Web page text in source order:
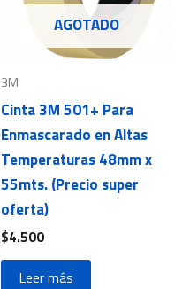
AGOTADO
3M
Cinta 3M 501+ Para
Enmascarado en Altas
Temperaturas 48mm x
55mts. (Precio super
oferta)
$4.500
Leer más